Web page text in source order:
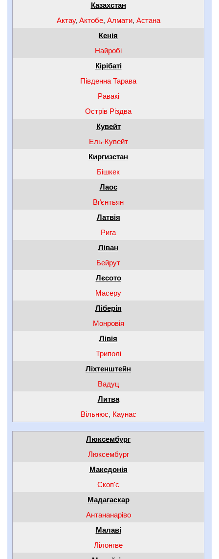
Казахстан
Актау, Актобе, Алмати, Астана
Кенія
Найробі
Кірібаті
Південна Тарава
Равакі
Острів Різдва
Кувейт
Ель-Кувейт
Киргизстан
Бішкек
Лаос
Вґєнтьян
Латвія
Рига
Ліван
Бейрут
Лєсото
Масеру
Ліберія
Монровія
Лівія
Триполі
Ліхтенштейн
Вадуц
Литва
Вільнюс, Каунас
Люксембург
Люксембург
Македонія
Скоп'є
Мадагаскар
Антананаріво
Малаві
Лілонгве